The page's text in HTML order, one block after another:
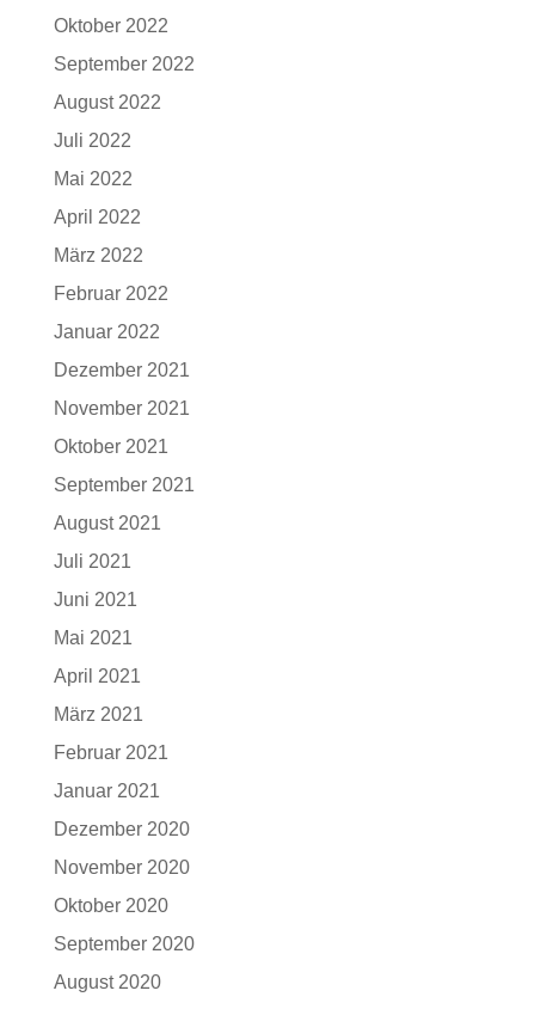
Oktober 2022
September 2022
August 2022
Juli 2022
Mai 2022
April 2022
März 2022
Februar 2022
Januar 2022
Dezember 2021
November 2021
Oktober 2021
September 2021
August 2021
Juli 2021
Juni 2021
Mai 2021
April 2021
März 2021
Februar 2021
Januar 2021
Dezember 2020
November 2020
Oktober 2020
September 2020
August 2020